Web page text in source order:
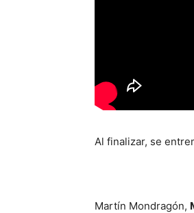
Al finalizar, se
Martín Mondragón,